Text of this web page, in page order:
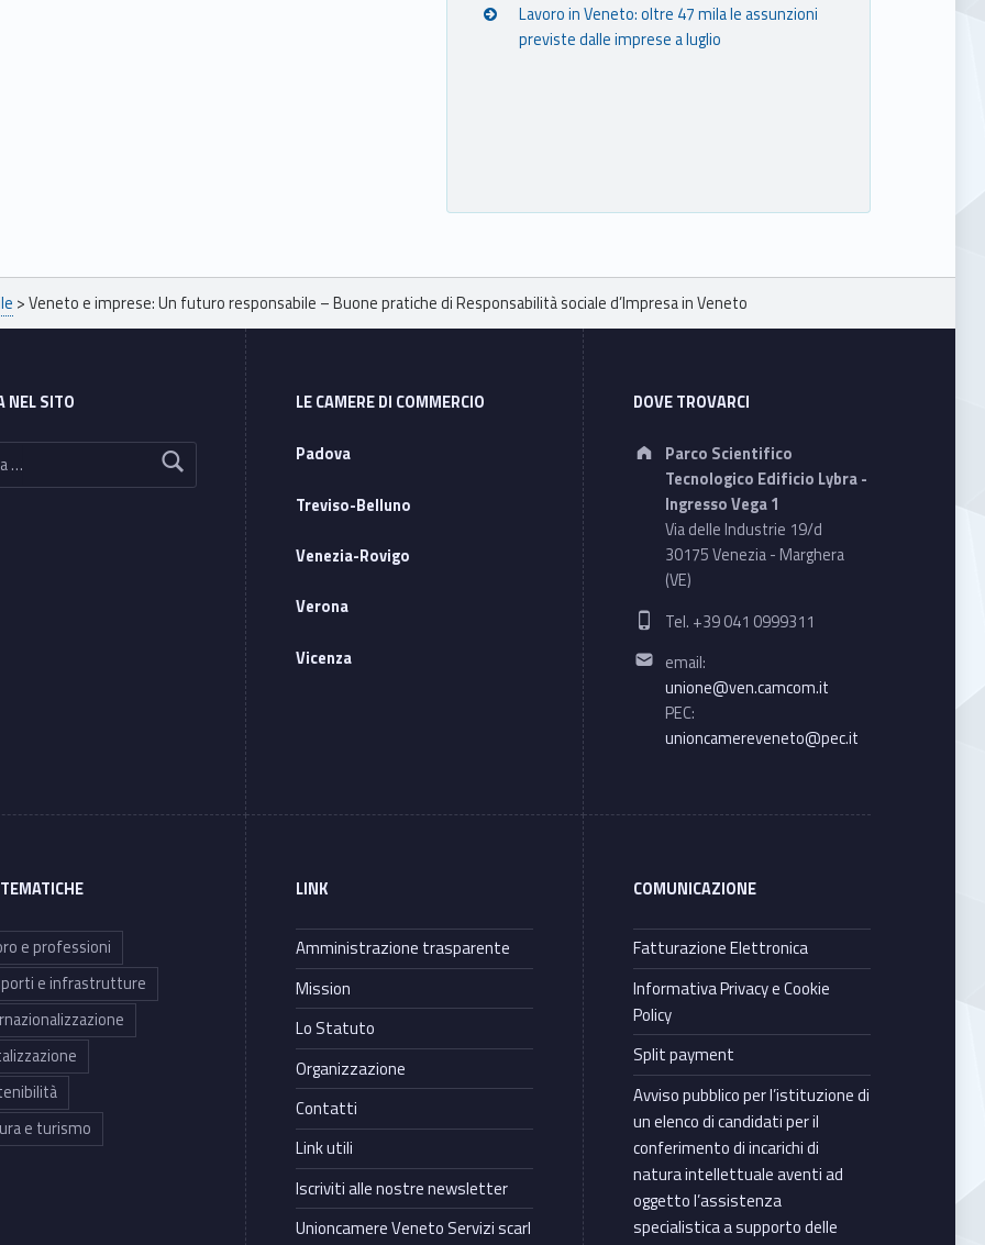
Lavoro in Veneto: oltre 47 mila le assunzioni
previste dalle imprese a luglio
>Veneto e imprese: Un futuro responsabile – Buone pratiche di Responsabilità sociale d’Impresa in Veneto
NEL SITO
LE CAMERE DI COMMERCIO
Padova
Treviso-Belluno
Venezia-Rovigo
Verona
Vicenza
DOVE TROVARCI
Address:
Parco Scientifico
Tecnologico Edificio Lybra -
Ingresso Vega 1
Via delle Industrie 19/d
30175 Venezia - Marghera
(VE)
Phone number:
Tel. +39 041 0999311
Email address:
email:
unione@ven.camcom.it
PEC:
unioncamereveneto@pec.it
e professioni
e infrastrutture
e turismo
LINK
Amministrazione trasparente
Mission
Lo Statuto
Organizzazione
Contatti
Link utili
Iscriviti alle nostre newsletter
Unioncamere Veneto Servizi scarl
COMUNICAZIONE
Fatturazione Elettronica
Informativa Privacy e Cookie
Policy
Split payment
Avviso pubblico per l’istituzione di
un elenco di candidati per il
conferimento di incarichi di
natura intellettuale aventi ad
oggetto l’assistenza
specialistica a supporto delle